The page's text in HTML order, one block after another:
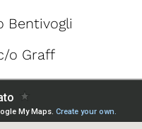
Bentivogli
o Graff